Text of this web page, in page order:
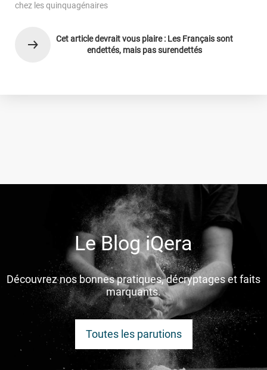
chez les quinquagénaires
Cet article devrait vous plaire : Les Français sont
endettés, mais pas surendettés
Le Blog iQera
Découvrez nos bonnes pratiques, décryptages et faits
marquants.
Toutes les parutions